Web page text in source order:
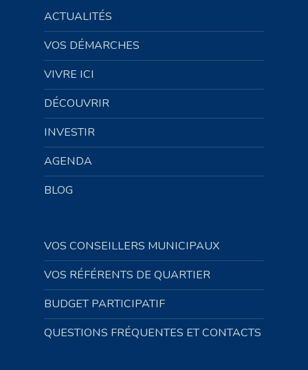
ACTUALITÉS
VOS DÉMARCHES
VIVRE ICI
DÉCOUVRIR
INVESTIR
AGENDA
BLOG
VOS CONSEILLERS MUNICIPAUX
VOS RÉFÉRENTS DE QUARTIER
BUDGET PARTICIPATIF
QUESTIONS FRÉQUENTES ET CONTACTS